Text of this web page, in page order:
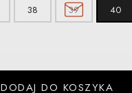
38 39 40
DODAJ DO KOSZYKA